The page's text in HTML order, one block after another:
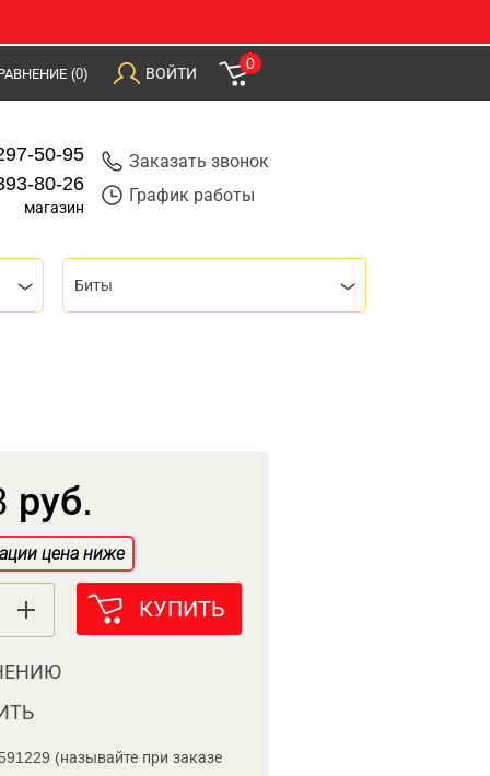
(0) ВОЙТИ
0
50-95
80-26
магазин
Заказать звонок
График работы
Биты
руб.
цена ниже
КУПИТЬ
(называйте при заказе